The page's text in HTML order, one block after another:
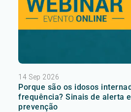
14 Sep 2026
Porque são os idosos
frequência? Sinais de alerta
prevenção